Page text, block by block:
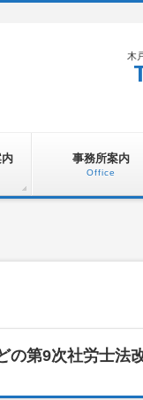
木
事務所案内
Office
の第9次社労士